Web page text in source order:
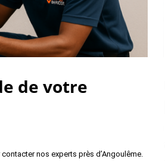
de votre
nos experts près d’Angoulême.